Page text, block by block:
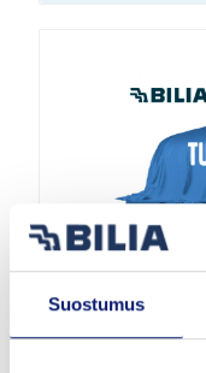
Suostumus